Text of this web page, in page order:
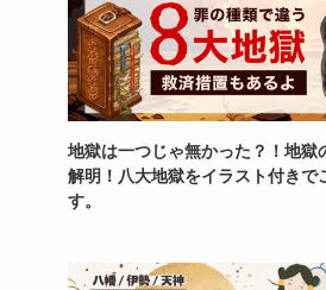
地獄は一つじゃ無かった？！地獄
解明！八大地獄をイラスト付きで
す。